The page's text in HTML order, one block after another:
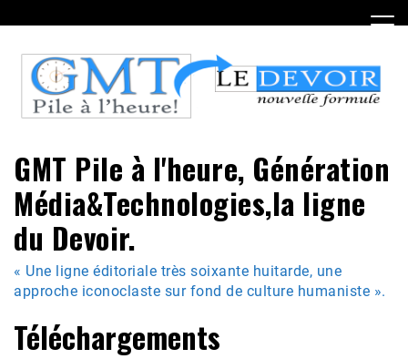
to
content
GMT Pile à l'heure, Génération
Média&Technologies,la ligne
du Devoir.
« Une ligne éditoriale très soixante huitarde, une
approche iconoclaste sur fond de culture humaniste ».
Téléchargements